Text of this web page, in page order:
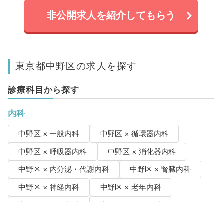
非公開求人を紹介してもらう
東京都中野区の求人を探す
診療科目から探す
内科
中野区 × 一般内科
中野区 × 循環器内科
中野区 × 呼吸器内科
中野区 × 消化器内科
中野区 × 内分泌・代謝内科
中野区 × 腎臓内科
中野区 × 神経内科
中野区 × 老年内科